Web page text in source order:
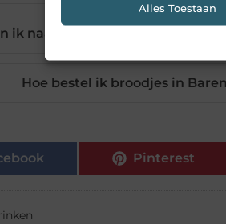
Alles Toestaan
ik naast broodjes ook andere
Hoe bestel ik broodjes in
Pinterest